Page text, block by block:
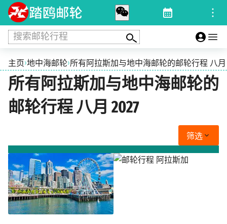
搜索邮轮行程
主页›地中海邮轮›所有阿拉斯加与地中海邮轮的邮轮行程 八月
所有阿拉斯加与地中海邮轮的
邮轮行程 八月 2027
筛选